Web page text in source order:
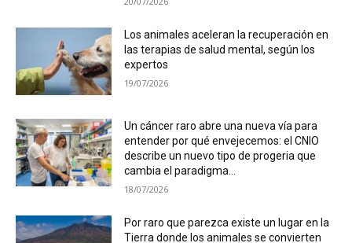
Los animales aceleran la recuperación en
las terapias de salud mental, según los
expertos
19/07/2026
Un cáncer raro abre una nueva vía para
entender por qué envejecemos: el CNIO
describe un nuevo tipo de progeria que
cambia el paradigma...
18/07/2026
Por raro que parezca existe un lugar en la
Tierra donde los animales se convierten